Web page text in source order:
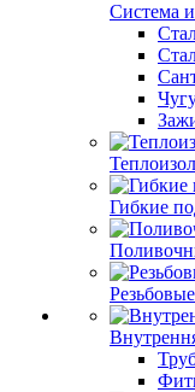
Система
Гибкие